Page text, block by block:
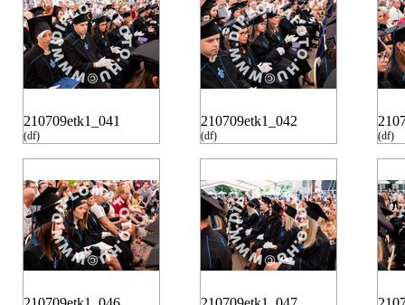
210709etk1_041
(df)
210709etk1_042
(df) (df)